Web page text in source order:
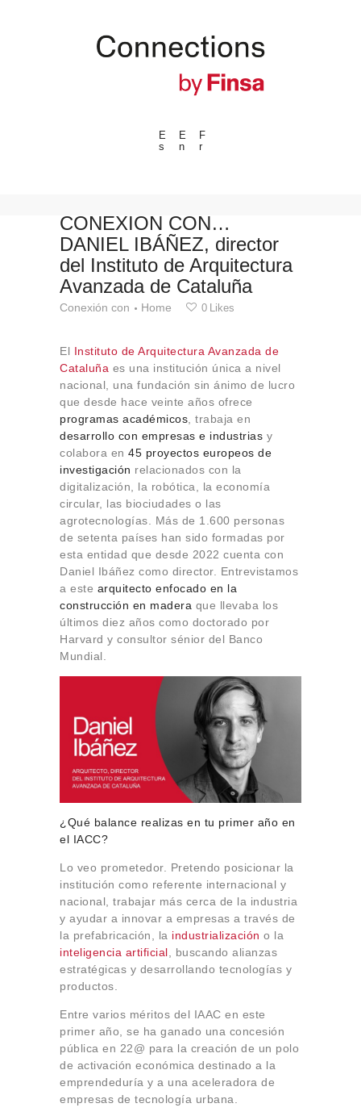
E
s
E
n
F
r
---ENLACES---
Eventos
Espacios
Materiales
Tecnologia
Colaboraciones
Sobre Connections
by Finsa
Contacto
CONEXIÓN CON…
DANIEL IBÁÑEZ, director
del Instituto de Arquitectura
Avanzada de Cataluña
Conexión con Home 0 Likes
El Instituto de Arquitectura Avanzada de
Cataluña es una institución única a nivel
nacional, una fundación sin ánimo de lucro
que desde hace veinte años ofrece
programas académicos , trabaja en
desarrollo con empresas e industrias y
colabora en 45 proyectos europeos de
investigación relacionados con la
digitalización, la robótica, la economía
circular, las biociudades o las
agrotecnologías. Más de 1.600 personas
de setenta países han sido formadas por
esta entidad que desde 2022 cuenta con
Daniel Ibáñez como director. Entrevistamos
a este arquitecto enfocado en la
construcción en madera que llevaba los
últimos diez años como doctorado por
Harvard y consultor sénior del Banco
Mundial.
¿Qué balance realizas en tu primer año en
el IACC?
Lo veo prometedor. Pretendo posicionar la
institución como referente internacional y
nacional, trabajar más cerca de la industria
y ayudar a innovar a empresas a través de
la prefabricación, la industrialización o la
inteligencia artificial , buscando alianzas
estratégicas y desarrollando tecnologías y
productos.
Entre varios méritos del IAAC en este
primer año, se ha ganado una concesión
pública en 22@ para la creación de un polo
de activación económica destinado a la
emprendeduría y a una aceleradora de
empresas de tecnología urbana.